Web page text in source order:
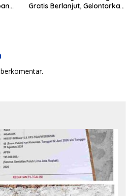
Gratis Berlanjut, Gelontorkan